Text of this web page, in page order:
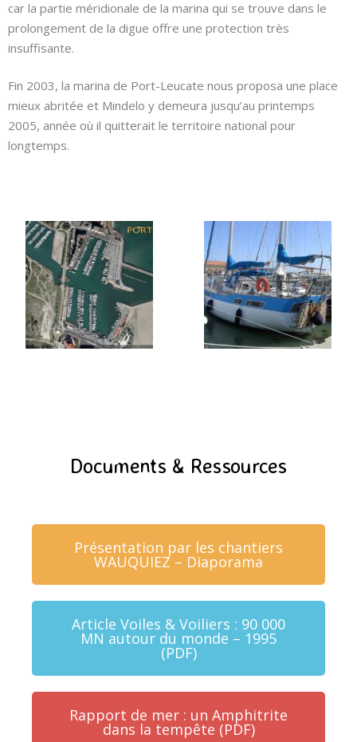
car la partie méridionale de la marina qui se trouve dans le
prolongement de la digue offre une protection très
insuffisante.
Fin 2003, la marina de Port-Leucate nous proposa une place
mieux abritée et Mindelo y demeura jusqu’au printemps
2005, année où il quitterait le territoire national pour
longtemps.
Documents & Ressources
Présentation par les chantiers
WAUQUIEZ – Diaporama
Article Voiles & Voiliers : 90 000
MN autour du monde – 1995
(PDF)
Rapport de mer : un Amphitrite
dans la tempête (PDF)